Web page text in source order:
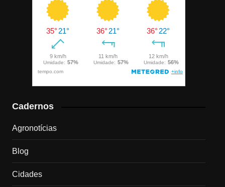
Cadernos
Agronotícias
Blog
Cidades